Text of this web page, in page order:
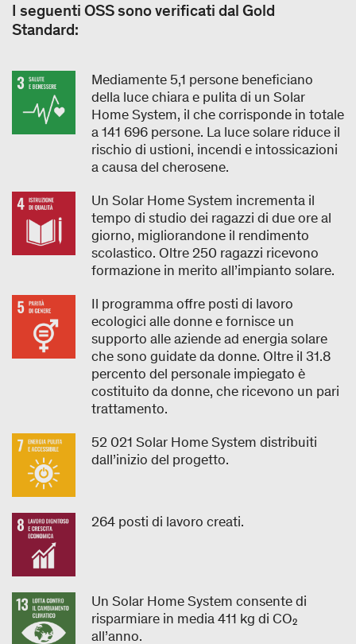
I seguenti OSS sono verificati dal Gold
Standard:
Mediamente 5,1 persone beneficiano
della luce chiara e pulita di un Solar
Home System, il che corrisponde in totale
a 141 696 persone. La luce solare riduce il
rischio di ustioni, incendi e intossicazioni
a causa del cherosene.
Un Solar Home System incrementa il
tempo di studio dei ragazzi di due ore al
giorno, migliorandone il rendimento
scolastico. Oltre 250 ragazzi ricevono
formazione in merito all’impianto solare.
Il programma offre posti di lavoro
ecologici alle donne e fornisce un
supporto alle aziende ad energia solare
che sono guidate da donne. Oltre il 31.8
percento del personale impiegato è
costituito da donne, che ricevono un pari
trattamento.
52 021 Solar Home System distribuiti
dall’inizio del progetto.
264 posti di lavoro creati.
Un Solar Home System consente di
risparmiare in media 411 kg di CO₂
all’anno.